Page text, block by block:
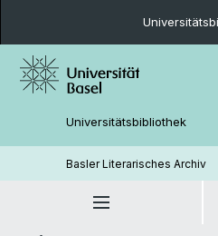
Universitätsbibliothek
Basler Literarisches Archiv